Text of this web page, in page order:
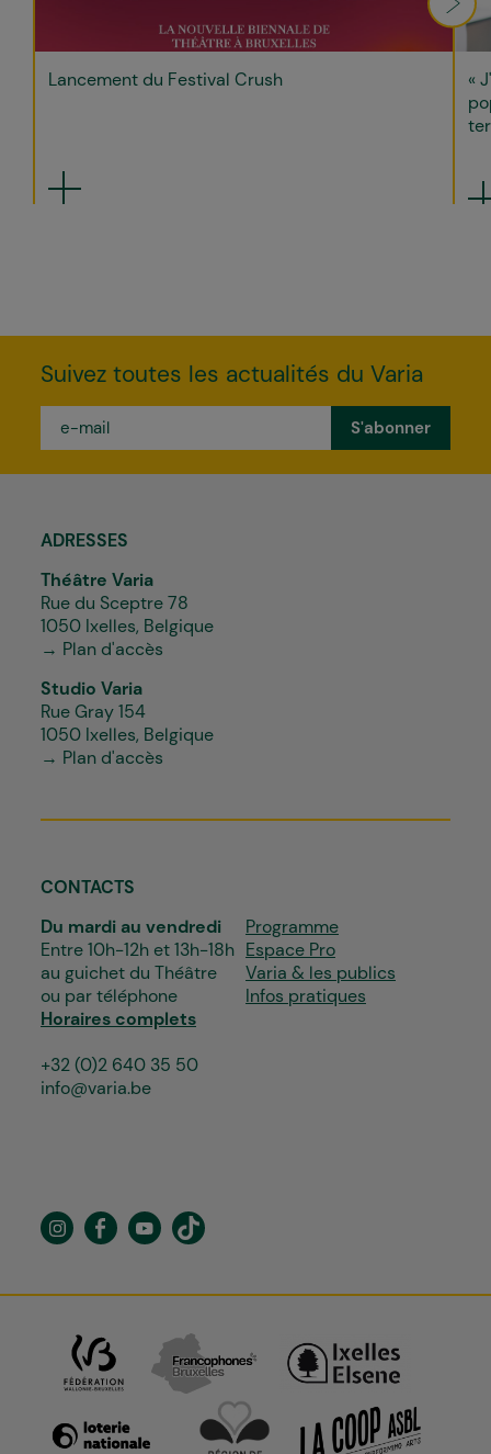
Lancement du Festival Crush
«
Suivez toutes les actualités du Varia
mail
ADRESSES
Théâtre Varia
Rue du Sceptre 78
1050 Ixelles, Belgique
→ Plan d'accès
Studio Varia
Rue Gray 154
1050 Ixelles, Belgique
→ Plan d'accès
CONTACTS
Du mardi au vendredi
Entre 10h-12h et 13h-18h
au guichet du Théâtre
ou par téléphone
Horaires complets
+32 (0)2 640 35 50
info@varia.be
Programme
Espace Pro
Varia & les publics
Infos pratiques